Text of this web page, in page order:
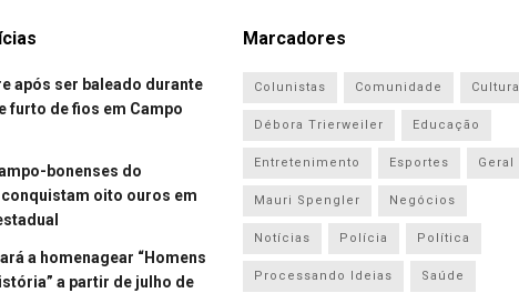
após ser baleado durante
furto de fios em Campo
bonenses do
oito ouros em
a homenagear “Homens
a partir de julho de
Marcadores
Colunistas Comunidade Cultura
Débora Trierweiler Educação
Entretenimento Esportes Geral
Mauri Spengler Negócios
Notícias Polícia Política
Processando Ideias Saúde